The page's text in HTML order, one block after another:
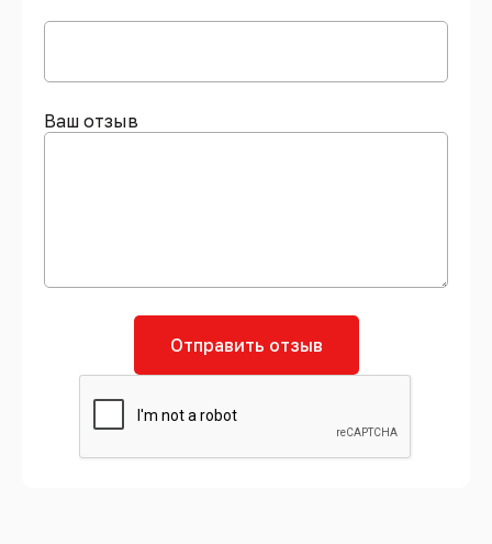
Ваш отзыв
Отправить отзыв